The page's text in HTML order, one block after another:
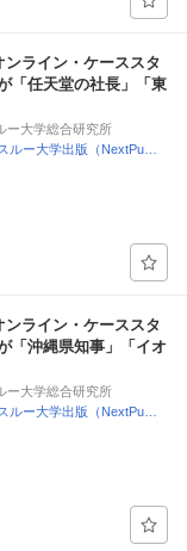
ライン・ケーススタ
「任天堂の社長」「東
ー大学総合研究所
ルー大学出版（NextPu…
ライン・ケーススタ
「沖縄県知事」「イオ
ー大学総合研究所
ルー大学出版（NextPu…